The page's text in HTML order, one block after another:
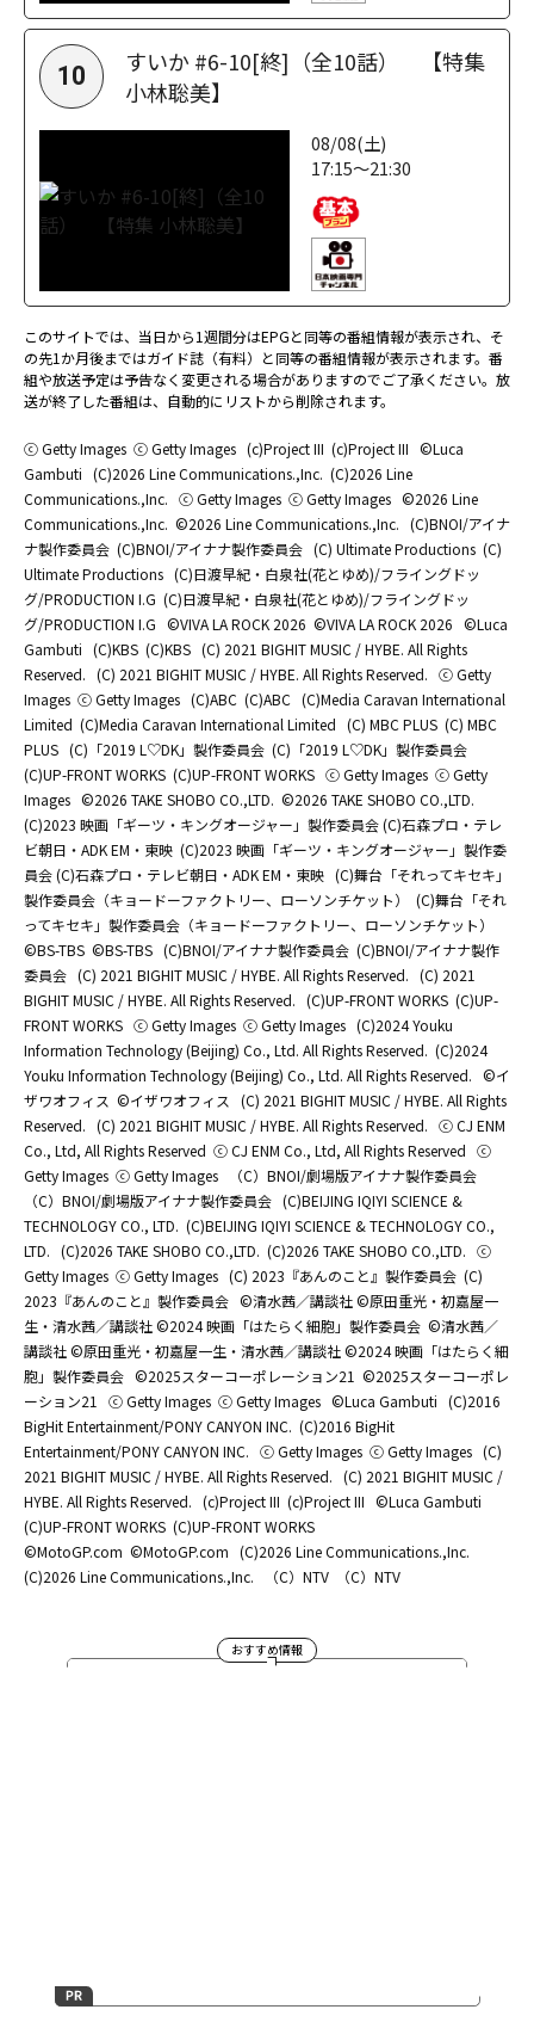
10
すいか #6-10[終]（全10話） 【特集
小林聡美】
08/08(土)
17:15～21:30
このサイトでは、当日から1週間分はEPGと同等の番組情報が表示され、そ
の先1か月後まではガイド誌（有料）と同等の番組情報が表示されます。番
組や放送予定は予告なく変更される場合がありますのでご了承ください。放
送が終了した番組は、自動的にリストから削除されます。
ⓒ Getty Images ⓒ Getty Images (c)Project III (c)Project III ©Luca
Gambuti (C)2026 Line Communications.,Inc. (C)2026 Line
Communications.,Inc. ⓒ Getty Images ⓒ Getty Images ©2026 Line
Communications.,Inc. ©2026 Line Communications.,Inc. (C)BNOI/アイナ
ナ製作委員会 (C)BNOI/アイナナ製作委員会 (C) Ultimate Productions (C)
Ultimate Productions (C)日渡早紀・白泉社(花とゆめ)/フライングドッ
グ/PRODUCTION I.G (C)日渡早紀・白泉社(花とゆめ)/フライングドッ
グ/PRODUCTION I.G ©️VIVA LA ROCK 2026 ©️VIVA LA ROCK 2026 ©Luca
Gambuti (C)KBS (C)KBS (C) 2021 BIGHIT MUSIC / HYBE. All Rights
Reserved. (C) 2021 BIGHIT MUSIC / HYBE. All Rights Reserved. ⓒ Getty
Images ⓒ Getty Images (C)ABC (C)ABC (C)Media Caravan International
Limited (C)Media Caravan International Limited (C) MBC PLUS (C) MBC
PLUS (C)「2019 L♡DK」製作委員会 (C)「2019 L♡DK」製作委員会
(C)UP-FRONT WORKS (C)UP-FRONT WORKS ⓒ Getty Images ⓒ Getty
Images ©2026 TAKE SHOBO CO.,LTD. ©2026 TAKE SHOBO CO.,LTD.
(C)2023 映画「ギーツ・キングオージャー」製作委員会 (C)石森プロ・テレ
ビ朝日・ADK EM・東映 (C)2023 映画「ギーツ・キングオージャー」製作委
員会 (C)石森プロ・テレビ朝日・ADK EM・東映 (C)舞台「それってキセキ」
製作委員会（キョードーファクトリー、ローソンチケット）
(C)舞台「それ
ってキセキ」製作委員会（キョードーファクトリー、ローソンチケット）
©BS-TBS ©BS-TBS (C)BNOI/アイナナ製作委員会 (C)BNOI/アイナナ製作
委員会 (C) 2021 BIGHIT MUSIC / HYBE. All Rights Reserved. (C) 2021
BIGHIT MUSIC / HYBE. All Rights Reserved. (C)UP-FRONT WORKS (C)UP-
FRONT WORKS ⓒ Getty Images ⓒ Getty Images (C)2024 Youku
Information Technology (Beijing) Co., Ltd. All Rights Reserved. (C)2024
Youku Information Technology (Beijing) Co., Ltd. All Rights Reserved. ©イ
ザワオフィス ©イザワオフィス
(C) 2021 BIGHIT MUSIC / HYBE. All Rights
Reserved. (C) 2021 BIGHIT MUSIC / HYBE. All Rights Reserved. ⓒ CJ ENM
Co., Ltd, All Rights Reserved ⓒ CJ ENM Co., Ltd, All Rights Reserved ⓒ
Getty Images ⓒ Getty Images
（C）BNOI/劇場版アイナナ製作委員会
（C）BNOI/劇場版アイナナ製作委員会 (C)BEIJING IQIYI SCIENCE &
TECHNOLOGY CO., LTD. (C)BEIJING IQIYI SCIENCE & TECHNOLOGY CO.,
LTD. (C)2026 TAKE SHOBO CO.,LTD. (C)2026 TAKE SHOBO CO.,LTD. ⓒ
Getty Images ⓒ Getty Images (C) 2023『あんのこと』製作委員会 (C)
2023『あんのこと』製作委員会 ©清水茜／講談社 ©原田重光・初嘉屋一
生・清水茜／講談社 ©2024 映画「はたらく細胞」製作委員会 ©清水茜／
講談社 ©原田重光・初嘉屋一生・清水茜／講談社 ©2024 映画「はたらく細
胞」製作委員会 ©2025スターコーポレーション21 ©2025スターコーポレ
ーション21
ⓒ Getty Images ⓒ Getty Images ©Luca Gambuti (C)2016
BigHit Entertainment/PONY CANYON INC. (C)2016 BigHit
Entertainment/PONY CANYON INC. ⓒ Getty Images ⓒ Getty Images (C)
2021 BIGHIT MUSIC / HYBE. All Rights Reserved. (C) 2021 BIGHIT MUSIC /
HYBE. All Rights Reserved. (c)Project III (c)Project III ©Luca Gambuti
(C)UP-FRONT WORKS (C)UP-FRONT WORKS
©MotoGP.com ©MotoGP.com (C)2026 Line Communications.,Inc.
(C)2026 Line Communications.,Inc.
（C）NTV （C）NTV
おすすめ情報